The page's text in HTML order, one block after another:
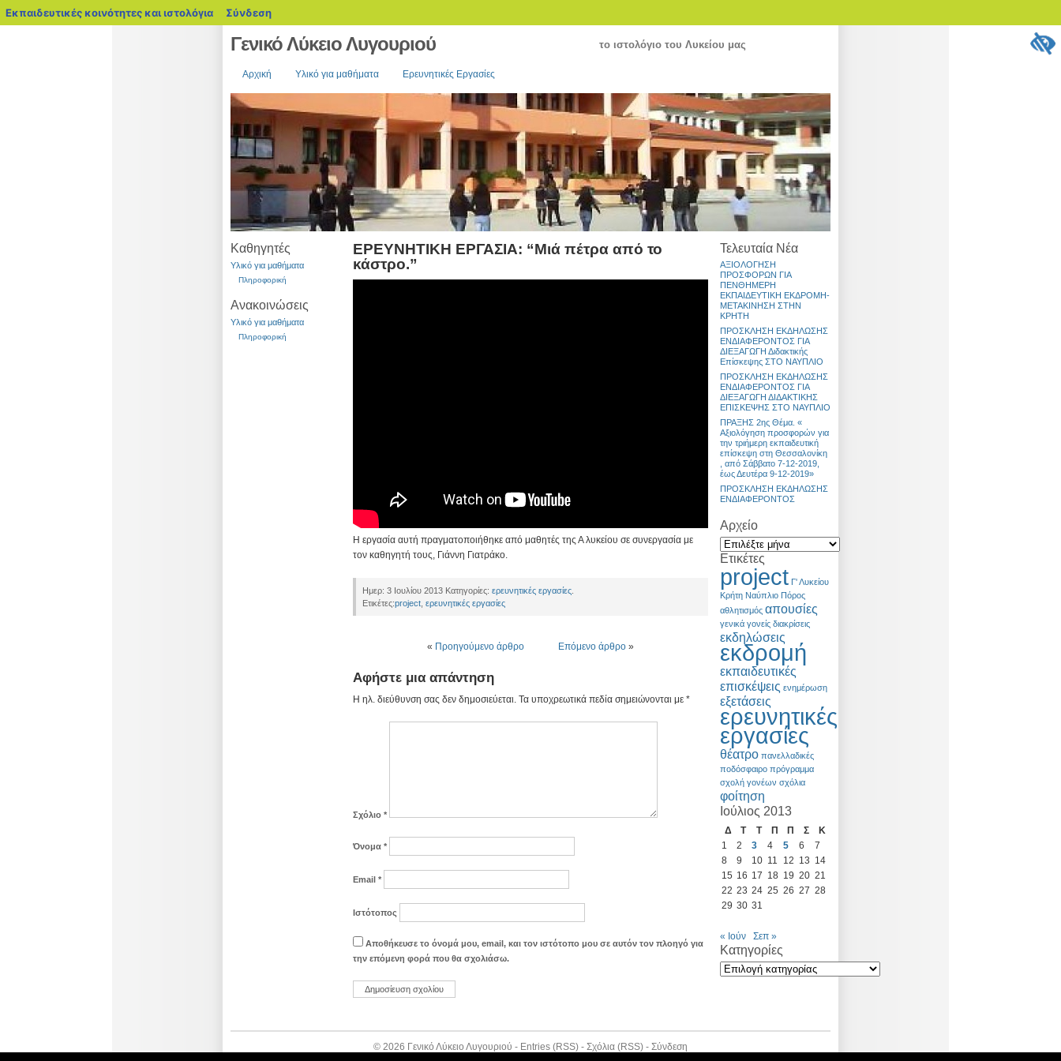
Εκπαιδευτικές κοινότητες και ιστολόγια blogs.sch.gr
Σύνδεση
Γενικό Λύκειο Λυγουριού το ιστολόγιο του Λυκείου μας
Αρχική Υλικό για μαθήματα Ερευνητικές Εργασίες
Καθηγητές
Υλικό για μαθήματα
Πληροφορική
Ανακοινώσεις
Υλικό για μαθήματα
Πληροφορική
Τελευταία Νέα
ΑΞΙΟΛΟΓΗΣΗ
ΠΡΟΣΦΟΡΩΝ ΓΙΑ
ΠΕΝΘΗΜΕΡΗ
ΕΚΠΑΙΔΕΥΤΙΚΗ ΕΚΔΡΟΜΗ-
ΜΕΤΑΚΙΝΗΣΗ ΣΤΗΝ
ΚΡΗΤΗ
ΠΡΟΣΚΛΗΣΗ ΕΚΔΗΛΩΣΗΣ
ΕΝΔΙΑΦΕΡΟΝΤΟΣ ΓΙΑ
ΔΙΕΞΑΓΩΓΗ Διδακτικής
Επίσκεψης ΣΤΟ ΝΑΥΠΛΙΟ
ΠΡΟΣΚΛΗΣΗ ΕΚΔΗΛΩΣΗΣ
ΕΝΔΙΑΦΕΡΟΝΤΟΣ ΓΙΑ
ΔΙΕΞΑΓΩΓΗ ΔΙΔΑΚΤΙΚΗΣ
ΕΠΙΣΚΕΨΗΣ ΣΤΟ ΝΑΥΠΛΙΟ
ΠΡΑΞΗΣ 2ης Θέμα. «
Αξιολόγηση προσφορών για
την τριήμερη εκπαιδευτική
επίσκεψη στη Θεσσαλονίκη
, από Σάββατο 7-12-2019,
έως Δευτέρα 9-12-2019»
ΠΡΟΣΚΛΗΣΗ ΕΚΔΗΛΩΣΗΣ
ΕΝΔΙΑΦΕΡΟΝΤΟΣ
Αρχείο
Ετικέτες
project Γ' Λυκείου
Κρήτη Ναύπλιο Πόρος
αθλητισμός απουσίες
γενικά γονείς διακρίσεις
εκδηλώσεις
εκδρομή
εκπαιδευτικές
επισκέψεις ενημέρωση
εξετάσεις
ερευνητικές
εργασίες
θέατρο πανελλαδικές
ποδόσφαιρο πρόγραμμα
σχολή γονέων σχόλια
φοίτηση
Ιούλιος 2013
Δ Τ Τ Π Π Σ
Κ
1
2 3 4 5 6
7
8
9 10 11 12 13 14
15 16 17 18 19 20 21
22 23 24 25 26 27 28
29 30 31
« Ιούν Σεπ »
Kατηγορίες
ΕΡΕΥΝΗΤΙΚΗ ΕΡΓΑΣΙΑ: “Μιά πέτρα από το
κάστρο.”
Η εργασία αυτή πραγματοποιήθηκε από μαθητές της Α λυκείου σε συνεργασία με
τον καθηγητή τους, Γιάννη Γιατράκο.
Ημερ: 3 Ιουλίου 2013 Κατηγορίες: ερευνητικές εργασίες
Ετικέτες:project ερευνητικές εργασίες
« Προηγούμενο άρθρο Επόμενο άρθρο »
Αφήστε μια απάντηση
Η ηλ. διεύθυνση σας δεν δημοσιεύεται. Τα υποχρεωτικά πεδία σημειώνονται με *
Σχόλιο *
Όνομα *
Email *
Ιστότοπος
Αποθήκευσε το όνομά μου, email, και τον ιστότοπο μου σε αυτόν τον πλοηγό για
την επόμενη φορά που θα σχολιάσω.
© 2026 Γενικό Λύκειο Λυγουριού - Entries (RSS) - Σχόλια (RSS) - Σύνδεση